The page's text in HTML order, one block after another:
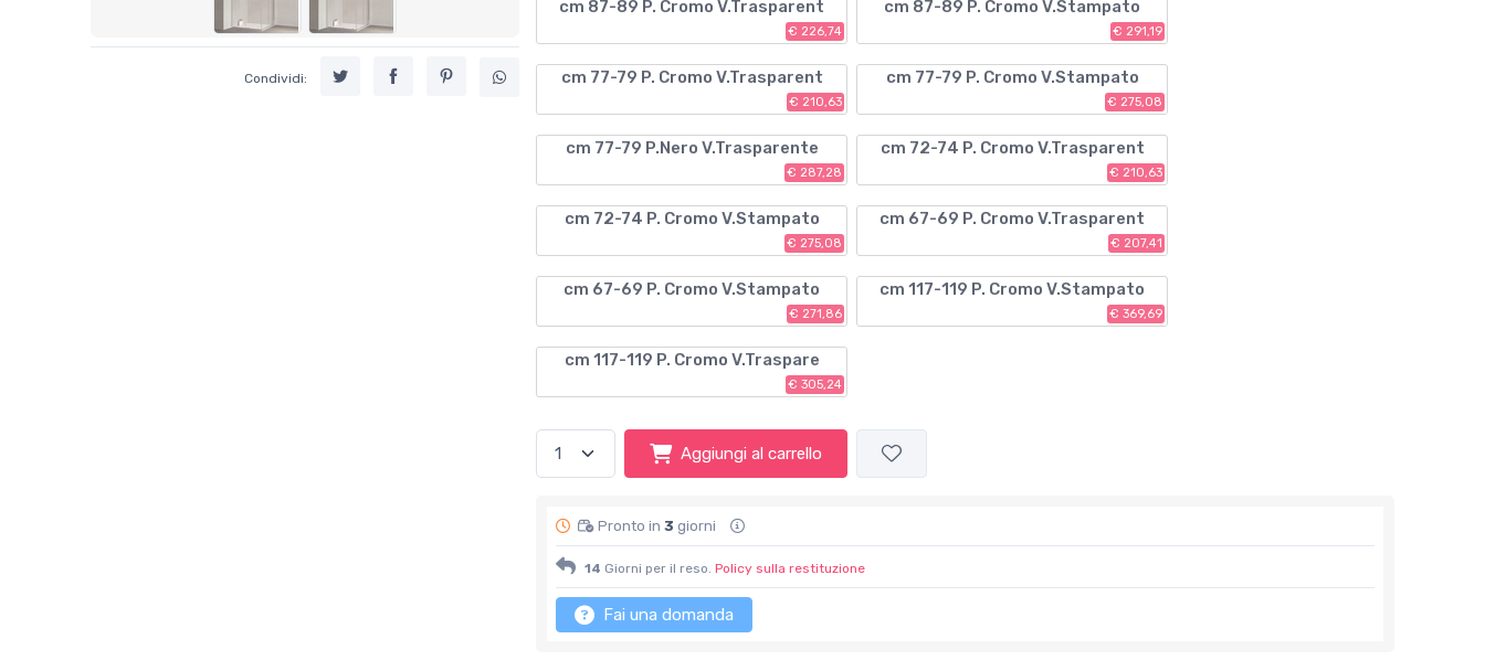
Condividi:
cm 87-89 P. Cromo V.Trasparent
€ 226,74
cm 87-89 P. Cromo V.Stampato
€ 291,19
cm 77-79 P. Cromo V.Trasparent
€ 210,63
cm 77-79 P. Cromo V.Stampato
€ 275,08
cm 77-79 P.Nero V.Trasparente
€ 287,28
cm 72-74 P. Cromo V.Trasparent
€ 210,63
cm 72-74 P. Cromo V.Stampato
€ 275,08
cm 67-69 P. Cromo V.Trasparent
€ 207,41
cm 67-69 P. Cromo V.Stampato
€ 271,86
cm 117-119 P. Cromo V.Stampato
€ 369,69
cm 117-119 P. Cromo V.Traspare
€ 305,24
Aggiungi al carrello
Pronto in3 giorni
14 Giorni per il reso.Policy sulla restituzione
Fai una domanda